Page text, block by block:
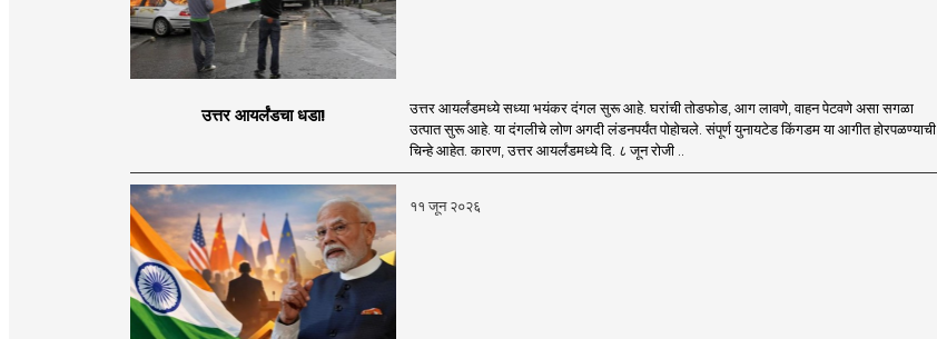
उत्तर आयर्लंडचा धडा!
उत्तर आयर्लंडमध्ये सध्या भयंकर दंगल सुरू आहे. घरांची तोडफोड, आग लावणे, वाहन पेटवणे असा सगळा
उत्पात सुरू आहे. या दंगलीचे लोण अगदी लंडनपर्यंत पोहोचले. संपूर्ण युनायटेड किंगडम या आगीत होरपळण्याची
चिन्हे आहेत. कारण, उत्तर आयर्लंडमध्ये दि. ८ जून रोजी ..
११ जून २०२६